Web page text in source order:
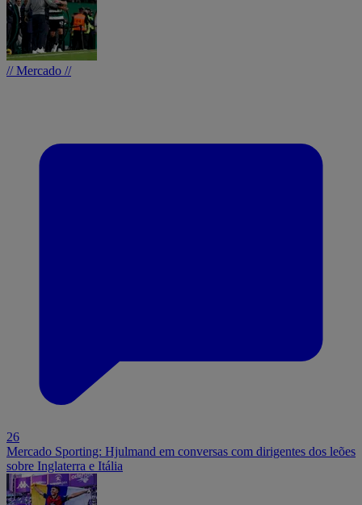
// Mercado //
26
Mercado Sporting: Hjulmand em conversas com dirigentes dos leões
sobre Inglaterra e Itália